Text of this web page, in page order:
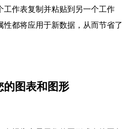
工作表复制并粘贴到另一个工作
性都将应用于新数据，从而节省了
的图表和图形